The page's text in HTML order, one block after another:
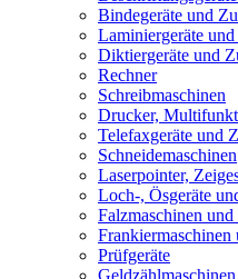
Bindegeräte und
Laminiergeräte
Diktiergeräte und
Rechner
Schreibmaschinen
Drucker,
Telefaxgeräte und
Schneidemaschinen
Laserpointer,
Loch-, Ösgeräte
Falzmaschinen
Frankiermaschinen
Prüfgeräte